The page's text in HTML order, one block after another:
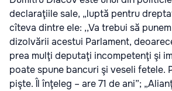
declaraţiile sale, „luptă pentru
cîteva dintre ele: ,,Va trebui să
dizolvării acestui Parlament,
prea mulţi deputaţi incompetenţi şi
poate spune bancuri şi veseli fetele.
pişte. Îl înţeleg – are 71 de ani”;